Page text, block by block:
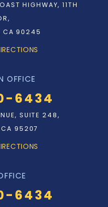
HIGHWAY, 11TH
CA 90245
OFFICE
6434
SUITE 248,
CA 95207
6434